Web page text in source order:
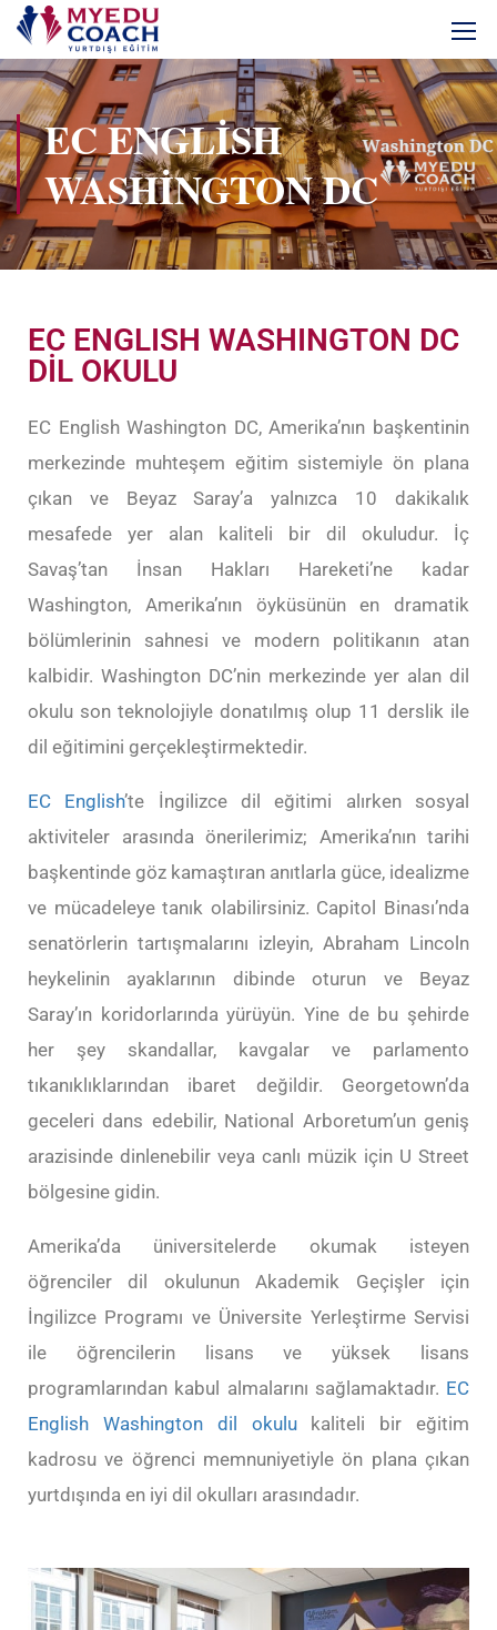
EC ENGLISH
WASHINGTON DC
EC ENGLISH WASHINGTON DC
DİL OKULU
EC English Washington DC, Amerika’nın başkentinin
merkezinde muhteşem eğitim sistemiyle ön plana
çıkan ve Beyaz Saray’a yalnızca 10 dakikalık
mesafede yer alan kaliteli bir dil okuludur. İç
Savaş’tan İnsan Hakları Hareketi’ne kadar
Washington, Amerika’nın öyküsünün en dramatik
bölümlerinin sahnesi ve modern politikanın atan
kalbidir. Washington DC’nin merkezinde yer alan dil
okulu son teknolojiyle donatılmış olup 11 derslik ile
dil eğitimini gerçekleştirmektedir.
EC English’te İngilizce dil eğitimi alırken sosyal
aktiviteler arasında önerilerimiz; Amerika’nın tarihi
başkentinde göz kamaştıran anıtlarla güce, idealizme
ve mücadeleye tanık olabilirsiniz. Capitol Binası’nda
senatörlerin tartışmalarını izleyin, Abraham Lincoln
heykelinin ayaklarının dibinde oturun ve Beyaz
Saray’ın koridorlarında yürüyün. Yine de bu şehirde
her şey skandallar, kavgalar ve parlamento
tıkanıklıklarından ibaret değildir. Georgetown’da
geceleri dans edebilir, National Arboretum’un geniş
arazisinde dinlenebilir veya canlı müzik için U Street
bölgesine gidin.
Amerika’da üniversitelerde okumak isteyen
öğrenciler dil okulunun Akademik Geçişler için
İngilizce Programı ve Üniversite Yerleştirme Servisi
ile öğrencilerin lisans ve yüksek lisans
programlarından kabul almalarını sağlamaktadır. EC
English Washington dil okulukaliteli bir eğitim
kadrosu ve öğrenci memnuniyetiyle ön plana çıkan
yurtdışında en iyi dil okulları arasındadır.